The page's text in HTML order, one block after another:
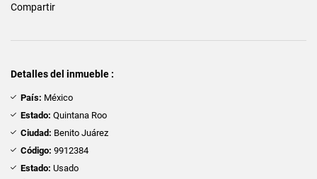
Compartir
Detalles del inmueble :
País: México
Estado: Quintana Roo
Ciudad: Benito Juárez
Código: 9912384
Estado: Usado